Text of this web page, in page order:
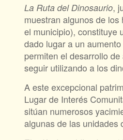
La Ruta del Dinosaurio,
muestran algunos de
el municipio), constituye
dado lugar a un
permiten el desarrollo
seguir utilizando a los
A este excepcional
Lugar de Interés
sitúan numerosos
algunas de las unidades